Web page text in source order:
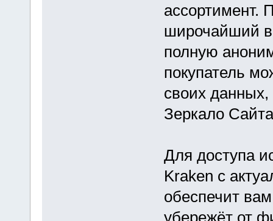
ассортимент.
широчайший
полную
покупатель
своих
Зеркало
Для доступа
Kraken с
обеспечит